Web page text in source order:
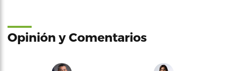
Opinión y Comentarios